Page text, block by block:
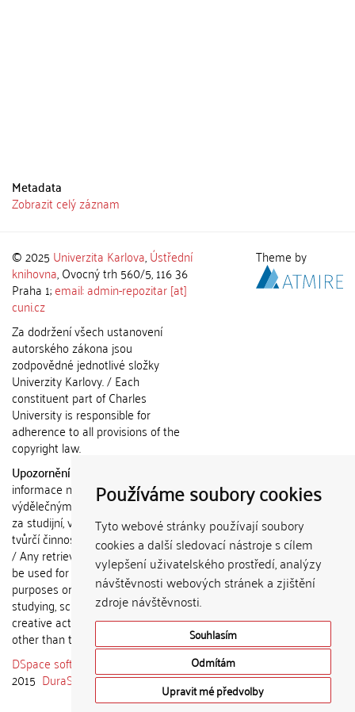
Používáme soubory cookies
Tyto webové stránky používají soubory
cookies a další sledovací nástroje s cílem
vylepšení uživatelského prostředí, analýzy
návštěvnosti webových stránek a zjištění
zdroje návštěvnosti.
Souhlasím
Odmítám
Upravit mé předvolby
Metadata
Zobrazit celý záznam
© 2025 Univerzita Karlova,Ústřední
knihovna, Ovocný trh 560/5, 116 36
Praha 1;email: admin-repozitar [at]
cuni.cz
Za dodržení všech ustanovení
autorského zákona jsou
zodpovědné jednotlivé složky
Univerzity Karlovy. / Each
constituent part of Charles
University is responsible for
adherence to all provisions of the
copyright law.
Upozornění / Notice:
informace nemohou být použity k
výdělečným účelům nebo vydávány
za studijní, vědeckou nebo jinou
tvůrčí činnost jiné osoby než autora.
/ Any retrieved information shall not
be used for any commercial
purposes or claimed as results of
studying, scientific or any other
creative activities of any person
other than the author.
DSpace software
copyright © 2002-
2015 DuraSpace
Theme by